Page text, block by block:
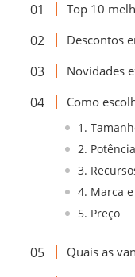
Top 10
Descontos
Novidades
Como
1.
2. Potência
3.
4. Marca
5. Preço
Quais as